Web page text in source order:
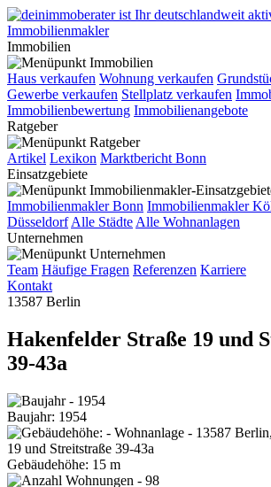
Immobilien
Haus verkaufen Wohnung verkaufen
Gewerbe verkaufen Stellplatz verkaufen
Immobilienbewertung Immobilienangebote
Ratgeber
Artikel Lexikon Marktbericht Bonn
Einsatzgebiete
Immobilienmakler Bonn Immobilienmakler
Düsseldorf Alle Städte Alle Wohnanlagen
Unternehmen
Team Häufige Fragen Referenzen Karriere
Kontakt
13587 Berlin
Hakenfelder Straße 19 und
39-43a
Baujahr: 1954
Gebäudehöhe: 15 m